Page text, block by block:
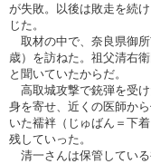
が失敗。以後は敗走を続
じた。
取材の中で、奈良県御
歳）を訪ねた。祖父清右
と聞いていたからだ。
高取城攻撃で銃弾を受
身を寄せ、近くの医師か
いた襦袢（じゅばん＝下
残していった。
清一さんは保管してい